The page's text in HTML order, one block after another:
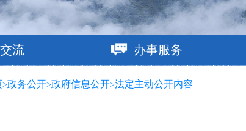
流 办事服务
>政务公开>政府信息公开>法定主动公开内容